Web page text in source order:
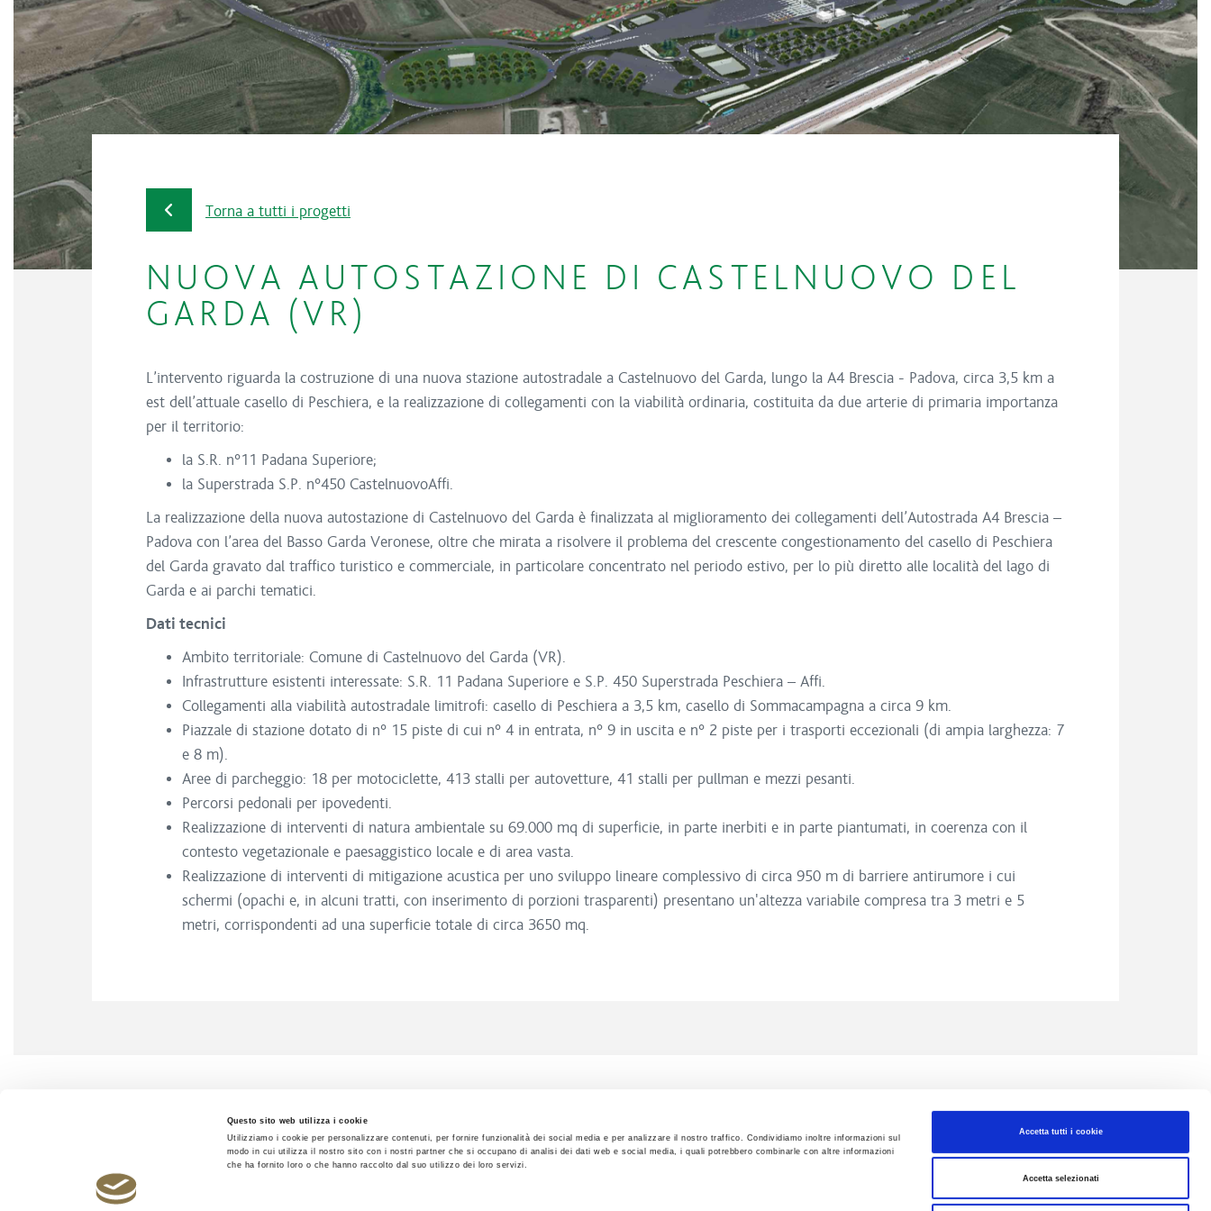
Questo sito web utilizza i cookie
Utilizziamo i cookie per personalizzare contenuti, per fornire funzionalità dei social media e per analizzare il nostro traffico. Condividiamo inoltre informazioni sul
modo in cui utilizza il nostro sito con i nostri partner che si occupano di analisi dei dati web e social media, i quali potrebbero combinarle con altre informazioni
che ha fornito loro o che hanno raccolto dal suo utilizzo dei loro servizi.
Accetta tutti i cookie
Accetta selezionati
Torna a tutti i progetti
NUOVA AUTOSTAZIONE DI CASTELNUOVO DEL
GARDA (VR)
L’intervento riguarda la costruzione di una nuova stazione autostradale a Castelnuovo del Garda, lungo la A4 Brescia - Padova, circa 3,5 km a
est dell’attuale casello di Peschiera, e la realizzazione di collegamenti con la viabilità ordinaria, costituita da due arterie di primaria importanza
per il territorio:
la S.R. n°11 Padana Superiore;
la Superstrada S.P. n°450 CastelnuovoAffi.
La realizzazione della nuova autostazione di Castelnuovo del Garda è finalizzata al miglioramento dei collegamenti dell’Autostrada A4 Brescia –
Padova con l’area del Basso Garda Veronese, oltre che mirata a risolvere il problema del crescente congestionamento del casello di Peschiera
del Garda gravato dal traffico turistico e commerciale, in particolare concentrato nel periodo estivo, per lo più diretto alle località del lago di
Garda e ai parchi tematici.
Dati tecnici
Ambito territoriale: Comune di Castelnuovo del Garda (VR).
Infrastrutture esistenti interessate: S.R. 11 Padana Superiore e S.P. 450 Superstrada Peschiera – Affi.
Collegamenti alla viabilità autostradale limitrofi: casello di Peschiera a 3,5 km, casello di Sommacampagna a circa 9 km.
Piazzale di stazione dotato di n° 15 piste di cui n° 4 in entrata, n° 9 in uscita e n° 2 piste per i trasporti eccezionali (di ampia larghezza: 7
e 8 m).
Aree di parcheggio: 18 per motociclette, 413 stalli per autovetture, 41 stalli per pullman e mezzi pesanti.
Percorsi pedonali per ipovedenti.
Realizzazione di interventi di natura ambientale su 69.000 mq di superficie, in parte inerbiti e in parte piantumati, in coerenza con il
contesto vegetazionale e paesaggistico locale e di area vasta.
Realizzazione di interventi di mitigazione acustica per uno sviluppo lineare complessivo di circa 950 m di barriere antirumore i cui
schermi (opachi e, in alcuni tratti, con inserimento di porzioni trasparenti) presentano un'altezza variabile compresa tra 3 metri e 5
metri, corrispondenti ad una superficie totale di circa 3650 mq.